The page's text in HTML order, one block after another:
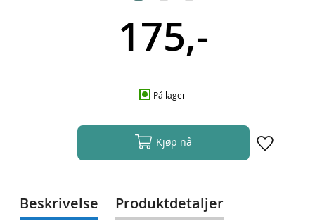
175,-
På lager
Kjøp nå
Beskrivelse Produktdetaljer